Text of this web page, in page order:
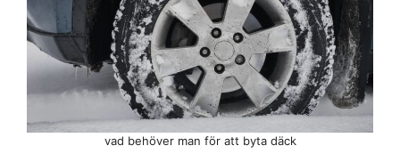
vad behöver man för att byta däck